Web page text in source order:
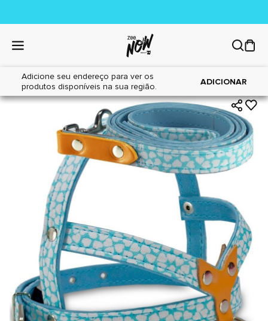
Adicione seu endereço para ver os
produtos disponíveis na sua região.
ADICIONAR
Home|Cães|Acessórios